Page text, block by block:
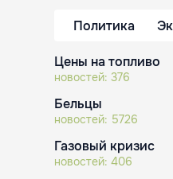
Политика
Цены на топливо
новостей: 376
Бельцы
новостей: 5726
Газовый кризис
новостей: 406